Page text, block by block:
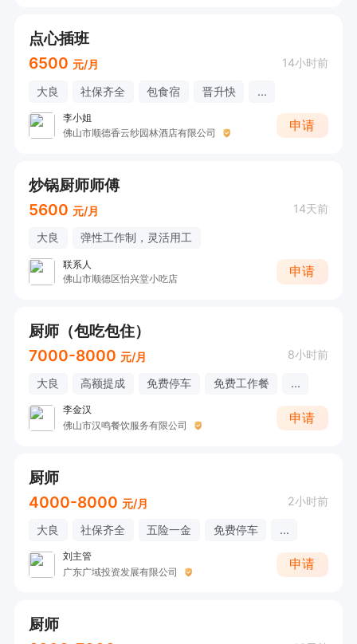
点心插班
6500 元/月 14小时前
大良 社保齐全 包食宿 晋升快 ...
李小姐
佛山市顺德香云纱园林酒店有限公司
申请
炒锅厨师师傅
5600 元/月 14天前
大良 弹性工作制，灵活用工
联系人
佛山市顺德区怡兴堂小吃店
申请
厨师（包吃包住）
7000-8000 元/月 8小时前
大良 高额提成 免费停车 免费工作餐 ...
李金汉
佛山市汉鸣餐饮服务有限公司
申请
厨师
4000-8000 元/月 2小时前
大良 社保齐全 五险一金 免费停车 ...
刘主管
广东广域投资发展有限公司
申请
厨师